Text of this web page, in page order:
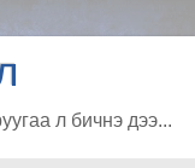
л бичнэ дээ...